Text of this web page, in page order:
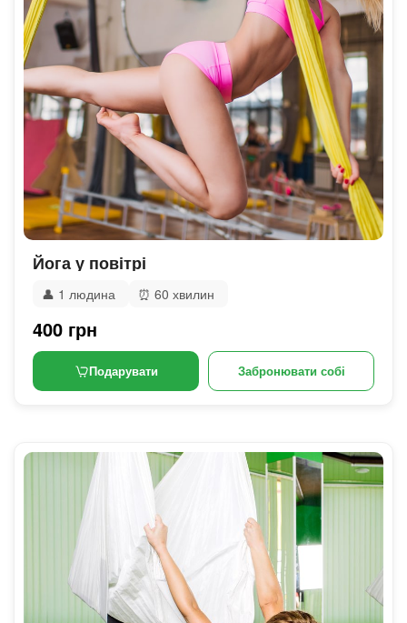
Йога у повітрі
👤 1 людина ⏰ 60 хвилин
400 грн
Подарувати Забронювати собі